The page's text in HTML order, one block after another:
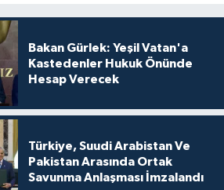
Bakan Gürlek: Yeşil Vatan'a
Kastedenler Hukuk Önünde
Hesap Verecek
Türkiye, Suudi Arabistan Ve
Pakistan Arasında Ortak
Savunma Anlaşması İmzalandı